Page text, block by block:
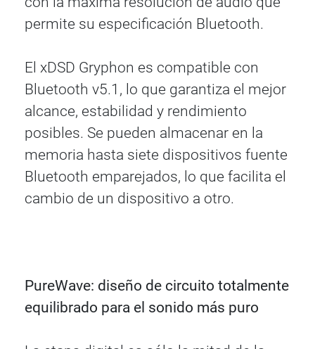
permite su especificación Bluetooth.
El xDSD Gryphon es compatible con
Bluetooth v5.1, lo que garantiza el mejor
alcance, estabilidad y rendimiento
posibles. Se pueden almacenar en la
memoria hasta siete dispositivos fuente
Bluetooth emparejados, lo que facilita el
cambio de un dispositivo a otro.
PureWave: diseño de circuito totalmente
equilibrado para el sonido más puro